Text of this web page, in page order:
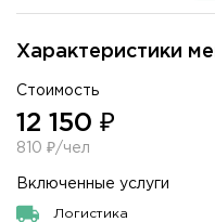
Характеристики
Стоимость
12 150 ₽
810 ₽/чел
Включенные услуги
Логистика